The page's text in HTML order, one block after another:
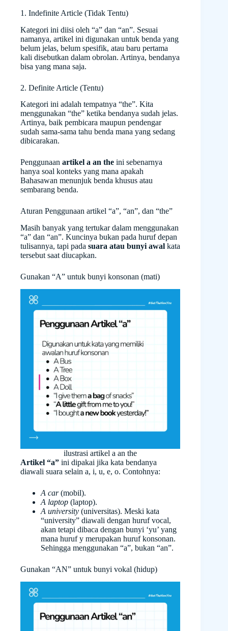
1. Indefinite Article (Tidak Tentu)
Kategori ini diisi oleh “a” dan “an”. Sesuai
namanya, artikel ini digunakan untuk benda yang
belum jelas, belum spesifik, atau baru pertama
kali disebutkan dalam obrolan. Artinya, bendanya
bisa yang mana saja.
2. Definite Article (Tentu)
Kategori ini adalah tempatnya “the”. Kita
menggunakan “the” ketika bendanya sudah jelas.
Artinya, baik pembicara maupun pendengar
sudah sama-sama tahu benda mana yang sedang
dibicarakan.
Penggunaan artikel a an the ini sebenarnya
hanya soal konteks yang mana apakah
Bahasawan menunjuk benda khusus atau
sembarang benda.
Aturan Penggunaan artikel “a”, “an”, dan “the”
Masih banyak yang tertukar dalam menggunakan
“a” dan “an”. Kuncinya bukan pada huruf depan
tulisannya, tapi pada suara atau bunyi awal kata
tersebut saat diucapkan.
Gunakan “A” untuk bunyi konsonan (mati)
ilustrasi artikel a an the
Artikel “a” ini dipakai jika kata bendanya
diawali suara selain a, i, u, e, o. Contohnya:
A car(mobil).
A laptop (laptop).
A university (universitas). Meski kata
“university” diawali dengan huruf vocal,
akan tetapi dibaca dengan bunyi ‘yu’ yang
mana huruf y merupakan huruf konsonan.
Sehingga menggunakan “a”, bukan “an”.
Gunakan “AN” untuk bunyi vokal (hidup)